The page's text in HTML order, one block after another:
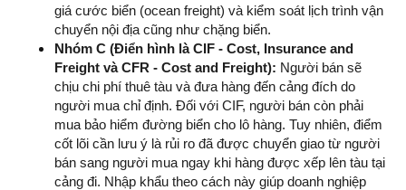
giá cước biển (ocean freight) và kiểm soát lịch trình vận
chuyển nội địa cũng như chặng biển.
Nhóm C (Điển hình là CIF - Cost, Insurance and
Freight và CFR - Cost and Freight): Người bán sẽ
chịu chi phí thuê tàu và đưa hàng đến cảng đích do
người mua chỉ định. Đối với CIF, người bán còn phải
mua bảo hiểm đường biển cho lô hàng. Tuy nhiên, điểm
cốt lõi cần lưu ý là rủi ro đã được chuyển giao từ người
bán sang người mua ngay khi hàng được xếp lên tàu tại
cảng đi. Nhập khẩu theo cách này giúp doanh nghiệp